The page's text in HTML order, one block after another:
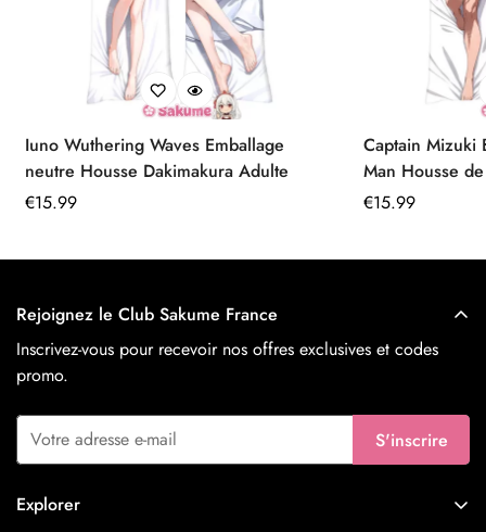
Iuno Wuthering Waves Emballage
neutre Housse Dakimakura Adulte
Prix
€15.99
Captain Mizuki
Man Housse de Dakimakura 160x50
Peau de Pêche
Prix
€15.99
Rejoignez le Club Sakume France
Inscrivez-vous pour recevoir nos offres exclusives et codes
promo.
S'inscrire
Explorer